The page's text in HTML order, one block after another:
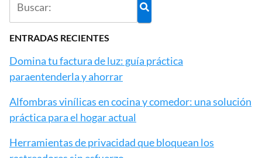
ENTRADAS RECIENTES
Domina tu factura de luz: guía práctica
paraentenderla y ahorrar
Alfombras vinílicas en cocina y comedor: una solución
práctica para el hogar actual
Herramientas de privacidad que bloquean los